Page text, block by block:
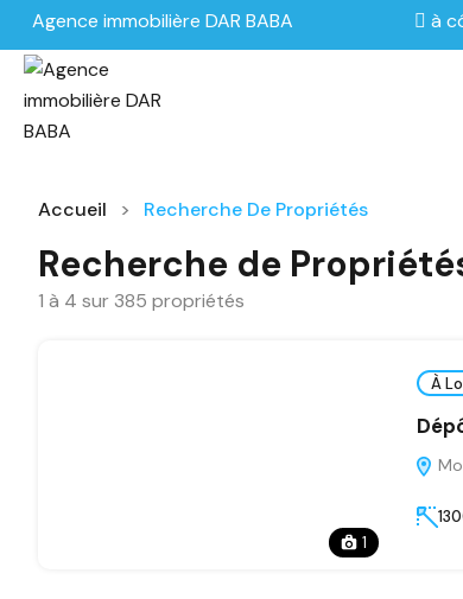
Agence immobilière DAR BABA à
Accueil Recherche De Propriétés
Recherche de
1 à 4 sur 385 propriétés
1
À